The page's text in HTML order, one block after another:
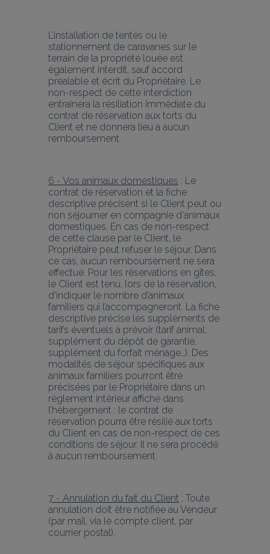
L’installation de tentes ou le
stationnement de caravanes sur le
terrain de la propriété louée est
également interdit, sauf accord
préalable et écrit du Propriétaire. Le
non-respect de cette interdiction
entrainera la résiliation immédiate du
contrat de réservation aux torts du
Client et ne donnera lieu à aucun
remboursement.
6 - Vos animaux domestiques : Le
contrat de réservation et la fiche
descriptive précisent si le Client peut ou
non séjourner en compagnie d'animaux
domestiques. En cas de non-respect
de cette clause par le Client, le
Propriétaire peut refuser le séjour. Dans
ce cas, aucun remboursement ne sera
effectué. Pour les réservations en gîtes,
le Client est tenu, lors de la réservation,
d’indiquer le nombre d’animaux
familiers qui l’accompagneront. La fiche
descriptive précise les suppléments de
tarifs éventuels à prévoir (tarif animal,
supplément du dépôt de garantie,
supplément du forfait ménage…). Des
modalités de séjour spécifiques aux
animaux familiers pourront être
précisées par le Propriétaire dans un
règlement intérieur affiché dans
l’hébergement : le contrat de
réservation pourra être résilié aux torts
du Client en cas de non-respect de ces
conditions de séjour. Il ne sera procédé
à aucun remboursement.
7 - Annulation du fait du Client : Toute
annulation doit être notifiée au Vendeur
(par mail, via le compte client, par
courrier postal).